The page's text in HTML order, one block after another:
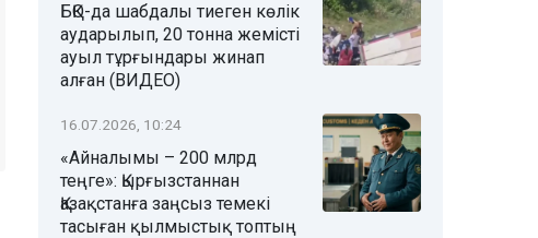
БҚО-да шабдалы тиеген көлік
аударылып, 20 тонна жемісті
ауыл тұрғындары жинап
алған (ВИДЕО)
16.07.2026, 10:24
«Айналымы – 200 млрд
теңге»: Қырғызстаннан
Қазақстанға заңсыз темекі
тасыған қылмыстық топтың